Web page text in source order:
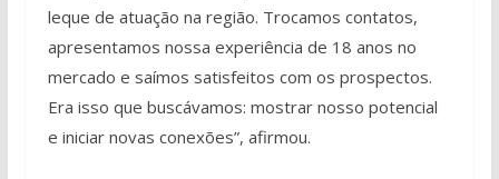
leque de atuação na região. Trocamos contatos,
apresentamos nossa experiência de 18 anos no
mercado e saímos satisfeitos com os prospectos.
Era isso que buscávamos: mostrar nosso potencial
e iniciar novas conexões”, afirmou.